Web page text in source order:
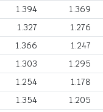
1.394 1.369
1.327 1.276
1.366 1.247
1.303 1.295
1.254 1.178
1.354 1.205